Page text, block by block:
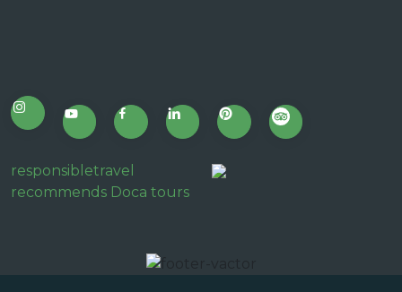
responsibletravel
recommends Doca tours